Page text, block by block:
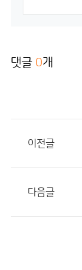
댓글 0개
이전글
다음글